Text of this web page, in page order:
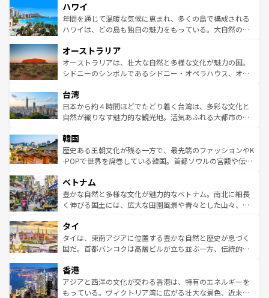
ば市内交通費無料で観光を楽しむこともできる。 なお、新
着のスイス情報はコンテンツ一覧 を参照してほしい。
のような巨大都市は、観光、ショッピング、エンターテイ
ンメントが詰まった刺激的なスポットだ。一方、アメリカ
西部には大自然が広がり、グランドキャニオンやイエロー
部のニューオーリンズでは、音楽と美食が融合した独特の
文化が魅力。旅行者はアメリカの各地域で異なる魅力を楽
しみながら、その多様性と豊かな歴史を感じることができ
ならではの贅沢な旅のスタイルだ。 なお、新着のアメリカ
情報はコンテンツ一覧を参照してほしい。
ハワイ
年間を通じて温暖な気候に恵まれ、多くの島で構成される
ハワイは、どの島も独自の魅力をもっている。大自然の神
ワイ島は見逃せない。また、定番の観光地といえばオアフ
島だが、静かな自然を求めるならマウイ島やカウアイ島が
おすすめ。エメラルドグリーンに輝く海をはじめ、豊かな
れるおもてなしの心で訪れる人々を迎えてくれるハワイの
人々、おいしいローカルフードやハワイアンミュージッ
ク、伝統的なフラダンスなど、すべてがハワイの魅力を彩
ワイを、存分に味わってほしい。 なお、新着のハワイ情報
はコンテンツ一覧を参照してほしい。
オーストラリア
オーストラリアは、壮大な自然と多様な文化が魅力の国。
シドニーのシンボルであるシドニー・オペラハウス、オー
リアリーフや大陸中央部にそびえるウルル（エアーズロッ
ク）、タスマニアの美しい原生林やケアンズの熱帯雨林な
ど、見どころがたくさん。また、カフェやワイン、オージ
いる。アクティビティも充実しており、サーフィンやダイ
ビング、ハイキングなど、アウトドア好きにはたまらな
い。オーストラリアの多彩な魅力を存分に味わいつくそ
参照してほしい。
台湾
日本から約４時間ほどでたどり着く台湾は、多彩な文化と
自然が織りなす魅力的な観光地。活気あふれる大都市の台
ン）、静ひつな山岳地帯である台湾東部など、都市の喧騒
と山間の静けさが共存しており、訪れる人に新しい発見と
驚きをもたらしてくれる。また、奥深い台湾の食文化も魅
容にもいいと評判のスイーツなど、バラエティ豊かな料理
が味わえる。 なお、新着の台湾情報は コンテンツ一覧を参
照してほしい。
韓国
歴史ある王朝文化が残る一方で、最先端のファッションやK
-POPで世界を席巻している韓国。首都ソウルの宮殿や伝統
き、地方に足を延ばせば四季折々の自然美を楽しむことが
できる。そして、キムチや焼肉、絶品のストリートフード
まで、さまざまな韓国料理が待っている。夜には、韓国な
リティに包まれながら、韓国の多彩な魅力を心ゆくまで味
わってみてほしい。 なお、新着の韓国情報はコンテンツ一
覧を参照してほしい。
ベトナム
豊かな自然と多様な文化が魅力的なベトナム。南北に細長
く伸びる国土には、広大な田園風景や青々とした山々、世
急速な発展と共に伝統が息づく。ハノイの古い町並みやホ
ーチミン市のフランス統治時代の建物も、独特の雰囲気を
醸し出している。また、バラエティの豊かさとおいしさで
とつ。フォーやバインミー、ベトナムコーヒーなどは、ぜ
ひ現地で味わいたい。どの地域を訪れてもあたたかい人々
が旅行者を迎えてくれるので、きっと忘れられない旅にな
タイ
タイは、東南アジアに位置する豊かな自然と歴史が息づく
国だ。首都バンコクは高層ビルが立ち並ぶ一方、伝統的な
の活気が交差している。北部ではチェンマイなどの山岳地
帯で自然と触れ合い、南部ではプーケットやクラビの美し
いビーチでリゾート気分を楽しむことができる。タイ料理
香港
アジアと西洋の文化が交わる香港は、特有のエネルギーを
もっている。ヴィクトリア湾に広がる壮大な景色、近未来